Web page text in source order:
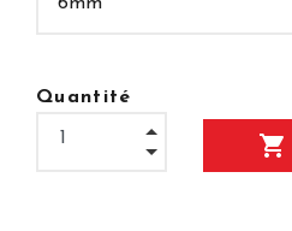
Quantité
shopping_cart